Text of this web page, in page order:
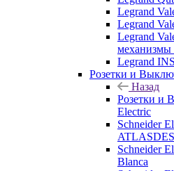
Legrand
Legrand
Legrand
механизмы
Legrand
Розетки и
Назад
Розетки и
Electric
Schneider
Schneider
Blanca